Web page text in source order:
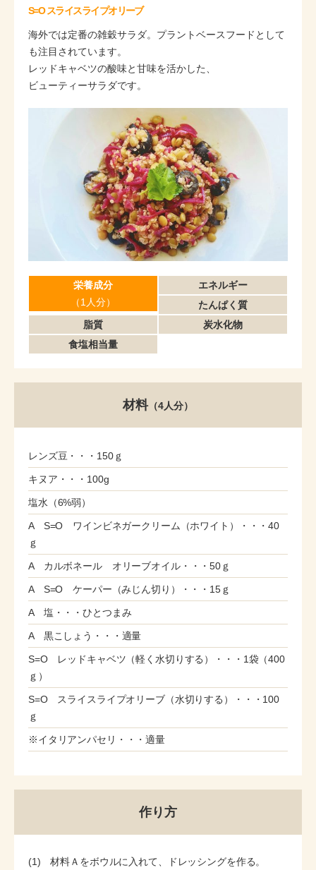
S=O スライスライプオリーブ
海外では定番の雑穀サラダ。プラントベースフードとして
も注目されています。
レッドキャベツの酸味と甘味を活かした、
ビューティーサラダです。
栄養成分
（1人分）
エネルギー
たんぱく質
脂質
炭水化物
食塩相当量
材料（4人分）
レンズ豆・・・150ｇ
キヌア・・・100g
塩水（6%弱）
A S=O ワインビネガークリーム（ホワイト）・・・40
ｇ
A カルボネール オリーブオイル・・・50ｇ
A S=O ケーパー（みじん切り）・・・15ｇ
A 塩・・・ひとつまみ
A 黒こしょう・・・適量
S=O レッドキャベツ（軽く水切りする）・・・1袋（400
ｇ）
S=O スライスライプオリーブ（水切りする）・・・100
ｇ
※イタリアンパセリ・・・適量
作り方
(1) 材料Ａをボウルに入れて、ドレッシングを作る。